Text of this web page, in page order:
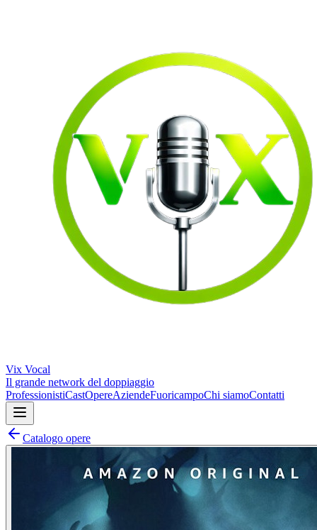
Vix Vocal
Il grande network del doppiaggio
ProfessionistiCastOpereAziendeFuoricampoChi siamoContatti
Catalogo opere